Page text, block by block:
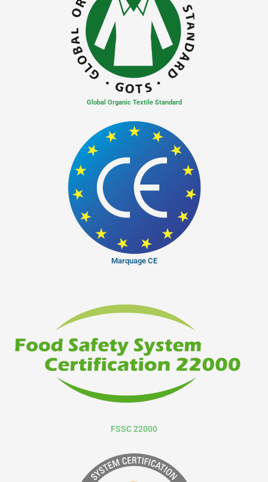
Global Organic Textile Standard
Marquage CE
FSSC 22000